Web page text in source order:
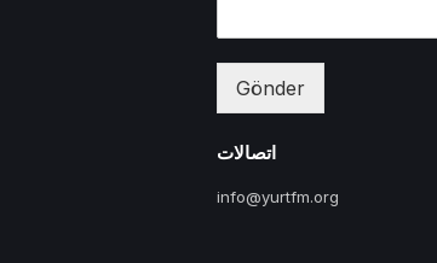
Gönder
اتصالات
info@yurtfm.org